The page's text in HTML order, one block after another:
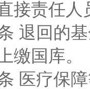
接责任人
回的基
缴国库。
疗保障